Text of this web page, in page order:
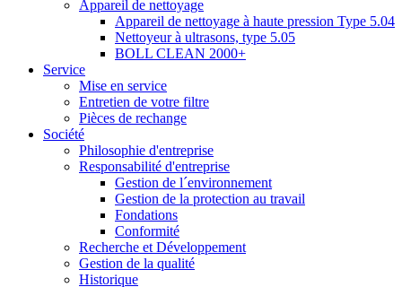
Appareil de nettoyage
Appareil de nettoyage à haute pression Type 5.04
Nettoyeur à ultrasons, type 5.05
BOLL CLEAN 2000+
Service
Mise en service
Entretien de votre filtre
Pièces de rechange
Société
Philosophie d'entreprise
Responsabilité d'entreprise
Gestion de l´environnement
Gestion de la protection au travail
Fondations
Conformité
Recherche et Développement
Gestion de la qualité
Historique